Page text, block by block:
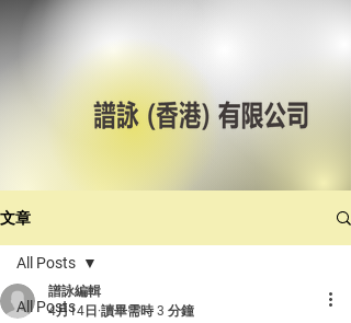
文章
All Posts
All Posts
譜詠編輯
4月14日 讀畢需時 3 分鐘